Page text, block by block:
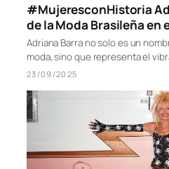
#MujeresconHistoria
de la Moda Brasileña
Adriana Barra no solo es un
moda, sino que representa el
23/09/2025